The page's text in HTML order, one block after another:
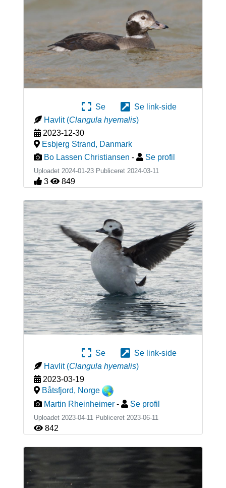
Se
Se link-side
Havlit (Clangula hyemalis)
2023-12-30
Esbjerg Strand, Danmark
Bo Lassen Christiansen - Se profil
Uploadet 2024-01-23 Publiceret 2024-03-11
3 849
Se
Se link-side
Havlit (Clangula hyemalis)
2023-03-19
Båtsfjord, Norge
Martin Rheinheimer - Se profil
Uploadet 2023-04-11 Publiceret 2023-06-11
842